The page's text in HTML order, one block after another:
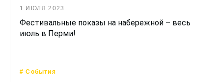
1 ИЮЛЯ 2023
Фестивальные показы на набережной – весь
июль в Перми!
# События